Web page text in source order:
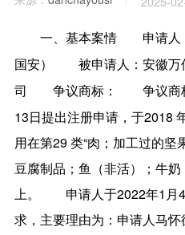
一、基本案情 申请人
国安）
被申请人： 安徽万
司
争议商标：
争议商
13日提出注册申请，于2018
用在第29 类“肉；加工过的坚
豆腐制品；鱼（非活）；牛
上。
申请人于2022年1月4
求，主要理由为：申请人马